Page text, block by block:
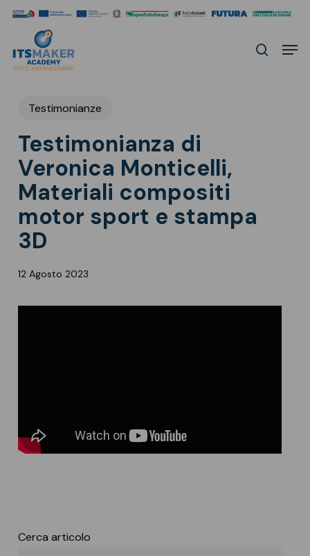
Skip
main
content
search
Testimonianze
Testimonianza di
Veronica Monticelli,
Materiali compositi
motor sport e stampa
3D
12 Agosto 2023
Cerca articolo